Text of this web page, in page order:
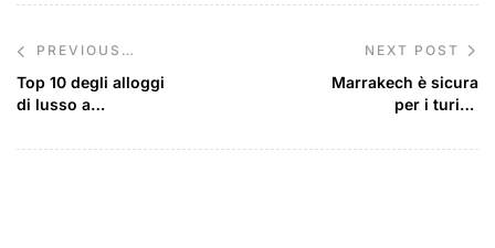
PREVIOUS
POST
Top 10 degli alloggi
di lusso a
soggiorno
NEXT POST
Marrakech è sicura
per i turisti